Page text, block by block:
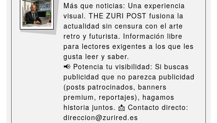
Más que noticias: Una experiencia
visual. THE ZURI POST fusiona la
actualidad sin censura con el arte
retro y futurista. Información libre
para lectores exigentes a los que les
gusta leer y saber.
📢 Potencia tu visibilidad: Si buscas
publicidad que no parezca publicidad
(posts patrocinados, banners
premium, reportajes), hagamos
historia juntos. 📩 Contacto directo:
direccion@zurired.es